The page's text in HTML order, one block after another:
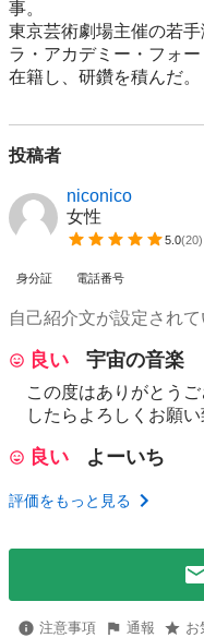
事。
東京芸術劇場主催の若
ラ・アカデミー・フォ
在籍し、研鑽を積んだ。
投稿者
niconico
女性
5.0(20)
身分証 電話番号
自己紹介文が設定され
良い 宇宙の音楽
この度はありがとう
したらよろしくお願い
良い よーいち
評価をもっと見る
注意事項 通報 お